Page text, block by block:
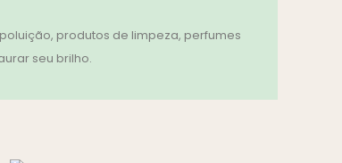
produtos de limpeza, perfumes
seu brilho.